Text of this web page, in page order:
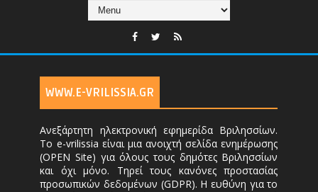
WWW.E-VRILISSIA.GR
Ανεξάρτητη ηλεκτρονική εφημερίδα Βριλησσίων.
Το e-vrilissia είναι μια ανοιχτή σελίδα ενημέρωσης
(OPEN Site) για όλους τους δημότες Βριλησσίων
και όχι μόνο. Τηρεί τους κανόνες προστασίας
προσωπικών δεδομένων (GDPR). Η ευθύνη για το